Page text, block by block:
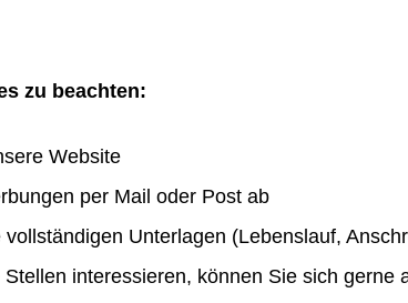
zu beachten:
Website
per Mail oder Post ab
Unterlagen (Lebenslauf,
interessieren, können Sie sich gerne